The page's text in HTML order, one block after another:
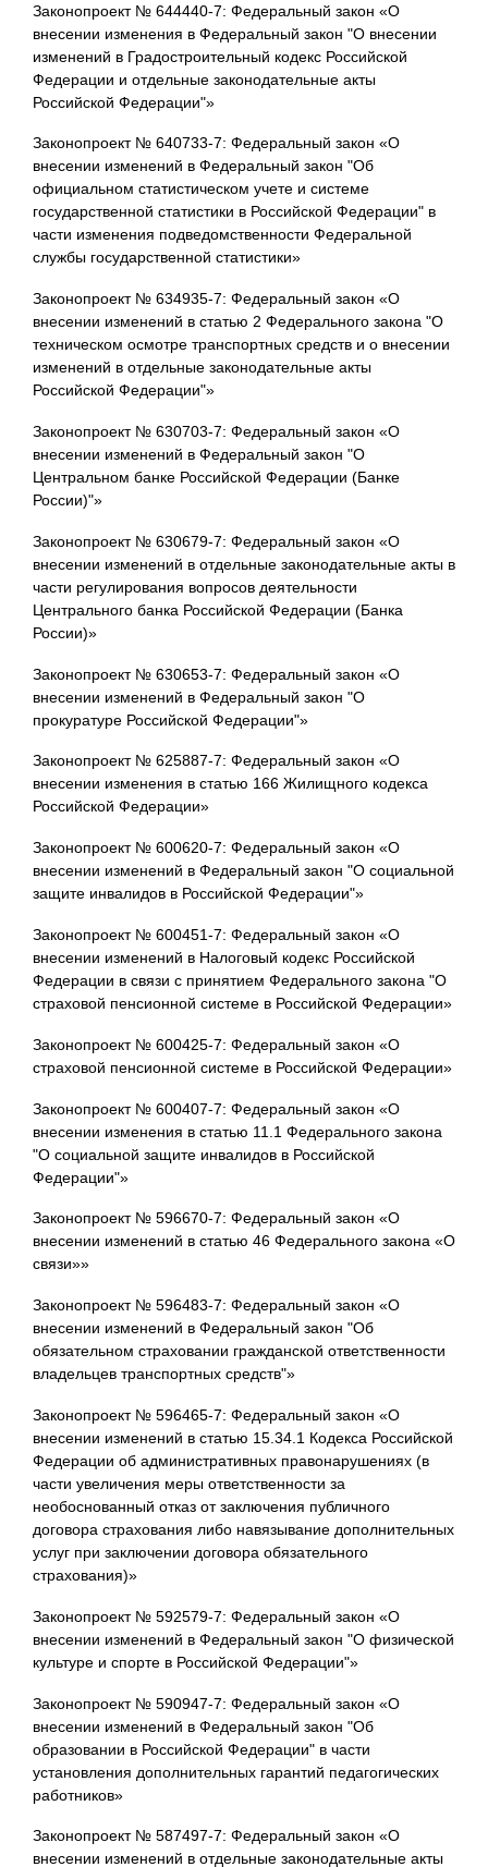
Законопроект № 644440-7: Федеральный закон «О
внесении изменения в Федеральный закон "О внесении
изменений в Градостроительный кодекс Российской
Федерации и отдельные законодательные акты
Российской Федерации"»
Законопроект № 640733-7: Федеральный закон «О
внесении изменений в Федеральный закон "Об
официальном статистическом учете и системе
государственной статистики в Российской Федерации" в
части изменения подведомственности Федеральной
службы государственной статистики»
Законопроект № 634935-7: Федеральный закон «О
внесении изменений в статью 2 Федерального закона "О
техническом осмотре транспортных средств и о внесении
изменений в отдельные законодательные акты
Российской Федерации"»
Законопроект № 630703-7: Федеральный закон «О
внесении изменений в Федеральный закон "О
Центральном банке Российской Федерации (Банке
России)"»
Законопроект № 630679-7: Федеральный закон «О
внесении изменений в отдельные законодательные акты в
части регулирования вопросов деятельности
Центрального банка Российской Федерации (Банка
России)»
Законопроект № 630653-7: Федеральный закон «О
внесении изменений в Федеральный закон "О
прокуратуре Российской Федерации"»
Законопроект № 625887-7: Федеральный закон «О
внесении изменения в статью 166 Жилищного кодекса
Российской Федерации»
Законопроект № 600620-7: Федеральный закон «О
внесении изменений в Федеральный закон "О социальной
защите инвалидов в Российской Федерации"»
Законопроект № 600451-7: Федеральный закон «О
внесении изменений в Налоговый кодекс Российской
Федерации в связи с принятием Федерального закона "О
страховой пенсионной системе в Российской Федерации»
Законопроект № 600425-7: Федеральный закон «О
страховой пенсионной системе в Российской Федерации»
Законопроект № 600407-7: Федеральный закон «О
внесении изменения в статью 11.1 Федерального закона
"О социальной защите инвалидов в Российской
Федерации"»
Законопроект № 596670-7: Федеральный закон «О
внесении изменений в статью 46 Федерального закона «О
связи»»
Законопроект № 596483-7: Федеральный закон «О
внесении изменений в Федеральный закон "Об
обязательном страховании гражданской ответственности
владельцев транспортных средств"»
Законопроект № 596465-7: Федеральный закон «О
внесении изменений в статью 15.34.1 Кодекса Российской
Федерации об административных правонарушениях (в
части увеличения меры ответственности за
необоснованный отказ от заключения публичного
договора страхования либо навязывание дополнительных
услуг при заключении договора обязательного
страхования)»
Законопроект № 592579-7: Федеральный закон «О
внесении изменений в Федеральный закон "О физической
культуре и спорте в Российской Федерации"»
Законопроект № 590947-7: Федеральный закон «О
внесении изменений в Федеральный закон "Об
образовании в Российской Федерации" в части
установления дополнительных гарантий педагогических
работников»
Законопроект № 587497-7: Федеральный закон «О
внесении изменений в отдельные законодательные акты